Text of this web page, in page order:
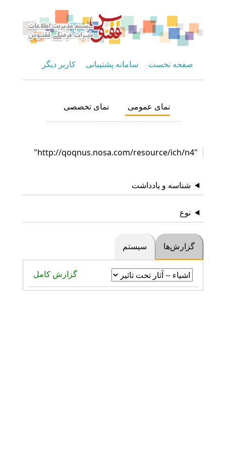
صفحه نخست سامانه پشتیبانی کاربر دیگر
نمای عمومی نمای تخصصی
"http://qoqnus.nosa.com/resource/ich/n4"
شناسه و یادداشت
نوع
گزارش‌ها سیستم
گزارش کامل